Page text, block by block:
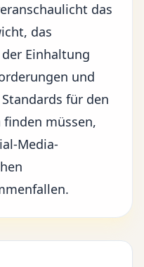
das
das
Einhaltung
und
für den
finden müssen,
Media-